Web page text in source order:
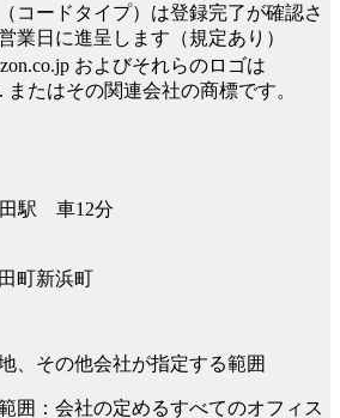
コードタイプ）は登録完了が確認さ
業日に進呈します（規定あり）
およびそれらのロゴは
またはその関連会社の商標です。
駅 車12分
町新浜町
、その他会社が指定する範囲
囲：会社の定めるすべてのオフィス